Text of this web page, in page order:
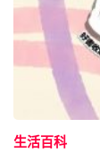
生活百科